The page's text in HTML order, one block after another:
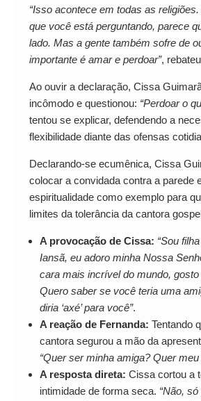
“Isso acontece em todas as
que você está perguntando, parece
lado. Mas a gente também sofre de
importante é amar e perdoar”,
Ao ouvir a declaração, Cissa
incômodo e questionou: “Perdoar o
tentou se explicar, defendendo a
flexibilidade diante das ofensas
Declarando-se ecumênica, Cissa
colocar a convidada contra a parede
espiritualidade como exemplo para
limites da tolerância da cantora
A provocação de Cissa: “Sou
Iansã, eu adoro minha Nossa
cara mais incrível do mundo,
Quero saber se você teria uma
diria ‘axé’ para você”.
A reação de Fernanda: Tentando
cantora segurou a mão da
“Quer ser minha amiga? Quer meu
A resposta direta: Cissa cortou a
intimidade de forma seca. “Não,